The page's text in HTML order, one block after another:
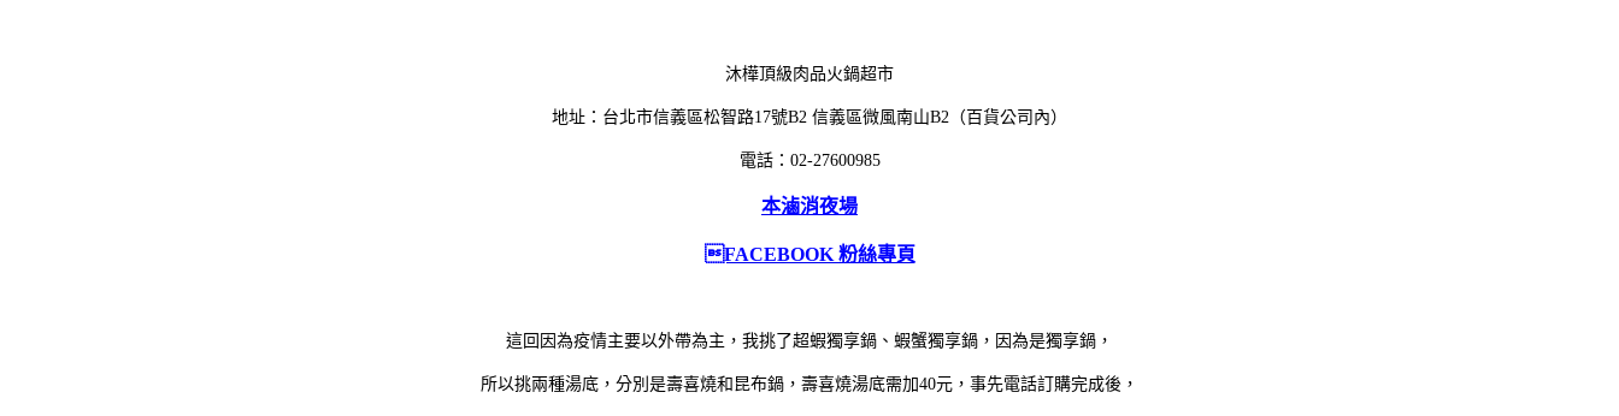
沐樺頂級肉品火鍋超市
地址：台北市信義區松智路17號B2 信義區微風南山B2（百貨公司內）
電話：02-27600985
本滷消夜場
FACEBOOK 粉絲專頁
這回因為疫情主要以外帶為主，我挑了超蝦獨享鍋、蝦蟹獨享鍋，因為是獨享鍋，
所以挑兩種湯底，分別是壽喜燒和昆布鍋，壽喜燒湯底需加40元，事先電話訂購完成後，